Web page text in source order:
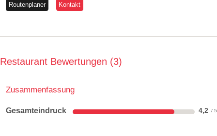
Routenplaner Kontakt
Restaurant Bewertungen 3
Zusammenfassung
Gesamteindruck 4,2